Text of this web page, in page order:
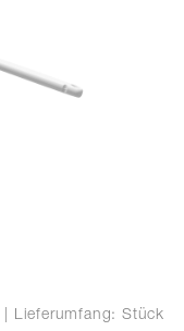
| Lieferumfang: Stück